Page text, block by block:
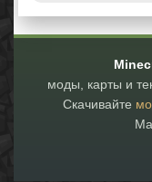
моды, карты и
Скачивайте